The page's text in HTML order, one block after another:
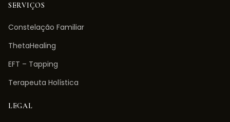
SERVIÇOS
Constelação Familiar
ThetaHealing
EFT – Tapping
Terapeuta Holística
LEGAL